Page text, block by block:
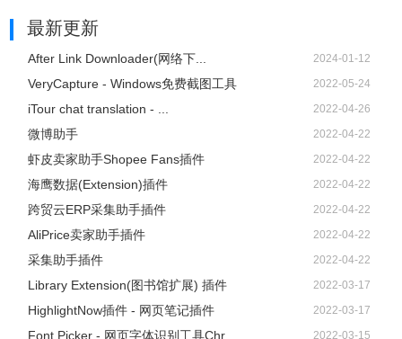
最新更新
After Link Downloader(网络下... 2024-01-12
VeryCapture - Windows免费截图工具 2022-05-24
iTour chat translation - ... 2022-04-26
微博助手 2022-04-22
虾皮卖家助手Shopee Fans插件 2022-04-22
海鹰数据(Extension)插件 2022-04-22
跨贸云ERP采集助手插件 2022-04-22
AliPrice卖家助手插件 2022-04-22
采集助手插件 2022-04-22
Library Extension(图书馆扩展) 插件 2022-03-17
HighlightNow插件 - 网页笔记插件 2022-03-17
Font Picker - 网页字体识别工具Chr... 2022-03-15